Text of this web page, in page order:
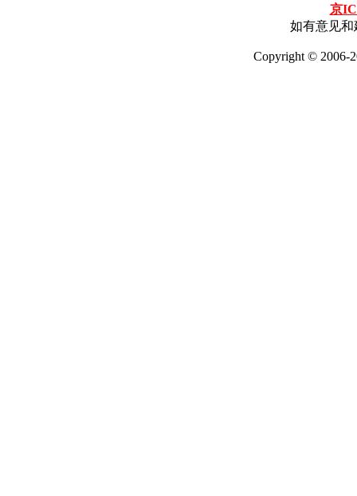
京
如有意见和
Copyright © 2006-